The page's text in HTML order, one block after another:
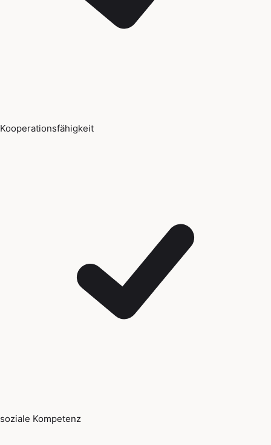
Kooperationsfähigkeit
soziale Kompetenz